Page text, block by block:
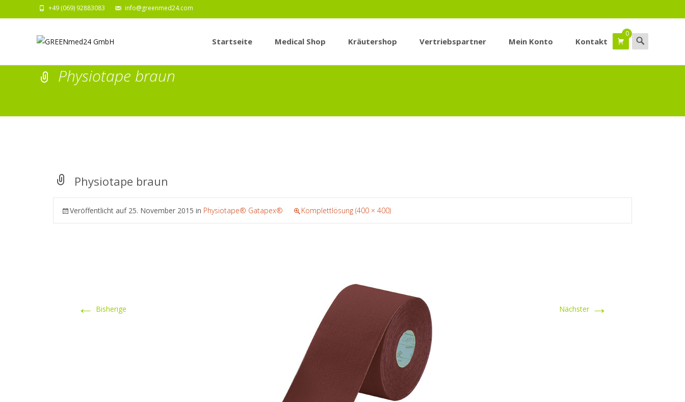
+49 (069) 92883083 info@greenmed24.com
InhaltStartseite Medical Shop Kräutershop Vertriebspartner Mein Konto Kontakt
0 Suchen
nach:
Physiotape braun
Physiotape braun
Veröffentlicht auf 25. November 2015 in Physiotape® Gatapex® Komplettlösung (400 × 400)
← Bisherige Nächster →